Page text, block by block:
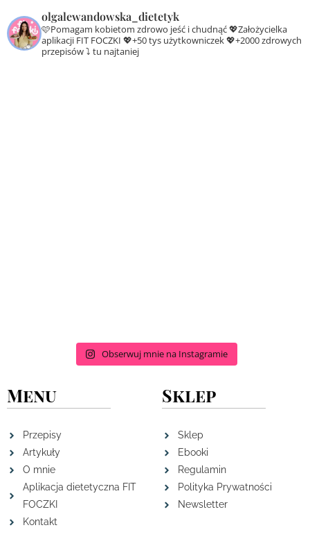
olgalewandowska_dietetyk
🩷Pomagam kobietom zdrowo jeść i chudnąć💖Założycielka
aplikacji FIT FOCZKI 💖+50 tys użytkowniczek💖+2000 zdrowych
przepisów ⤵️ tu najtaniej
Obserwuj mnie na Instagramie
Menu
Przepisy
Artykuły
O mnie
Aplikacja dietetyczna FIT
FOCZKI
Kontakt
Sklep
Sklep
Ebooki
Regulamin
Polityka Prywatności
Newsletter